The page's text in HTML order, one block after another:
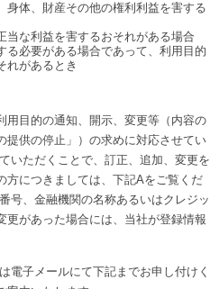
体、財産その他の権利利益を害する
な利益を害するおそれがある場合
必要がある場合であって、利用目的
れがあるとき
用目的の通知、開示、変更等（内容の
提供の停止」）の求めに対応させてい
いただくことで、訂正、追加、変更を
方につきましては、下記Aをご覧くだ
号、金融機関の名称あるいはクレジッ
更があった場合には、当社が登録情報
電子メールにて下記までお申し付けく